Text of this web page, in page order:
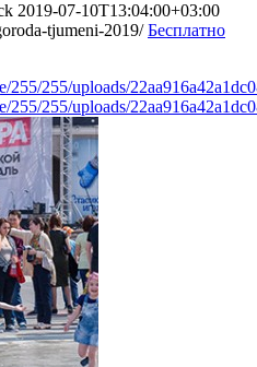
2019-07-10T13:04:00+03:00
tjumeni-2019/ Бесплатно
255/255/uploads/
255/255/uploads/